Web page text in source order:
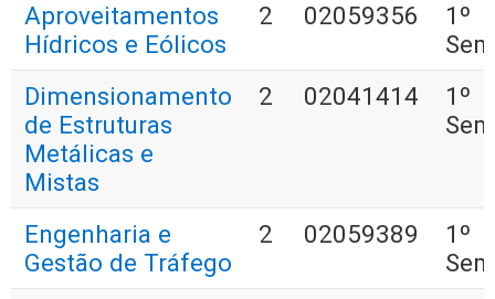
Aproveitamentos
Hídricos e Eólicos
2 02059356
1º
Dimensionamento
de Estruturas
Metálicas e
Mistas
2 02041414
1º
Engenharia e
Gestão de Tráfego
2 02059389
1º